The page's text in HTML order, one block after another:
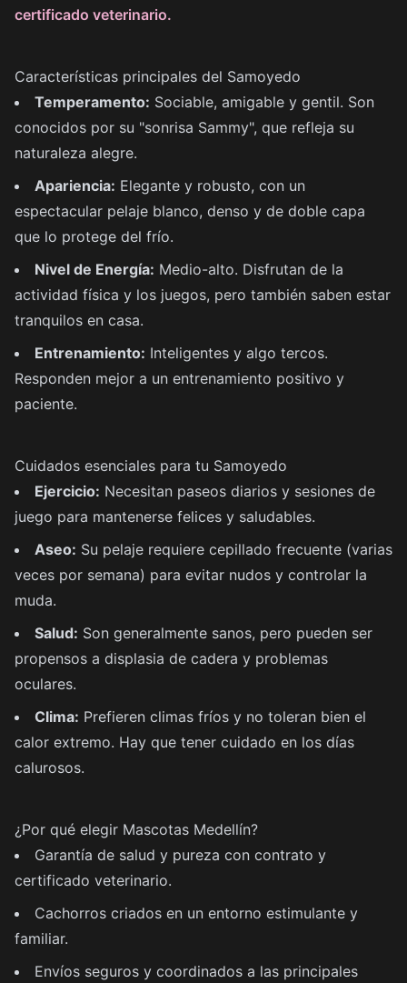
certificado veterinario.
Características principales del Samoyedo
Temperamento: Sociable, amigable y gentil. Son
conocidos por su "sonrisa Sammy", que refleja su
naturaleza alegre.
Apariencia: Elegante y robusto, con un
espectacular pelaje blanco, denso y de doble capa
que lo protege del frío.
Nivel de Energía: Medio-alto. Disfrutan de la
actividad física y los juegos, pero también saben estar
tranquilos en casa.
Entrenamiento: Inteligentes y algo tercos.
Responden mejor a un entrenamiento positivo y
paciente.
Cuidados esenciales para tu Samoyedo
Ejercicio: Necesitan paseos diarios y sesiones de
juego para mantenerse felices y saludables.
Aseo: Su pelaje requiere cepillado frecuente (varias
veces por semana) para evitar nudos y controlar la
muda.
Salud: Son generalmente sanos, pero pueden ser
propensos a displasia de cadera y problemas
oculares.
Clima: Prefieren climas fríos y no toleran bien el
calor extremo. Hay que tener cuidado en los días
calurosos.
¿Por qué elegir Mascotas Medellín?
Garantía de salud y pureza con contrato y
certificado veterinario.
Cachorros criados en un entorno estimulante y
familiar.
Envíos seguros y coordinados a las principales